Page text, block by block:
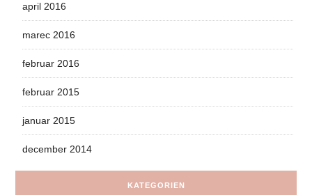
april 2016
marec 2016
februar 2016
februar 2015
januar 2015
december 2014
KATEGORIEN